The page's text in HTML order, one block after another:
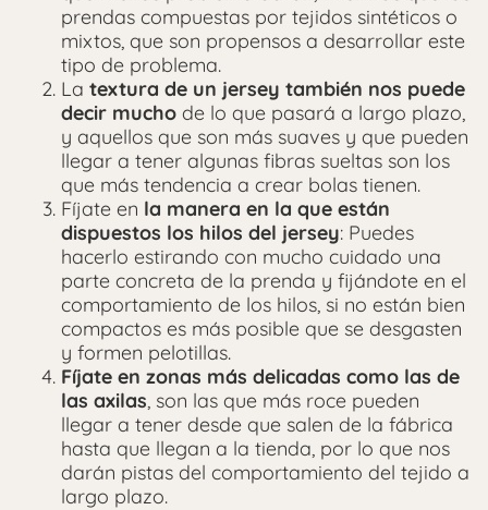
prendas compuestas por tejidos sintéticos o
mixtos, que son propensos a desarrollar este
tipo de problema.
La textura de un jersey también nos puede
decir mucho de lo que pasará a largo plazo,
y aquellos que son más suaves y que pueden
llegar a tener algunas fibras sueltas son los
que más tendencia a crear bolas tienen.
Fíjate en la manera en la que están
dispuestos los hilos del jersey: Puedes
hacerlo estirando con mucho cuidado una
parte concreta de la prenda y fijándote en el
comportamiento de los hilos, si no están bien
compactos es más posible que se desgasten
y formen pelotillas.
Fíjate en zonas más delicadas como las de
las axilas, son las que más roce pueden
llegar a tener desde que salen de la fábrica
hasta que llegan a la tienda, por lo que nos
darán pistas del comportamiento del tejido a
largo plazo.